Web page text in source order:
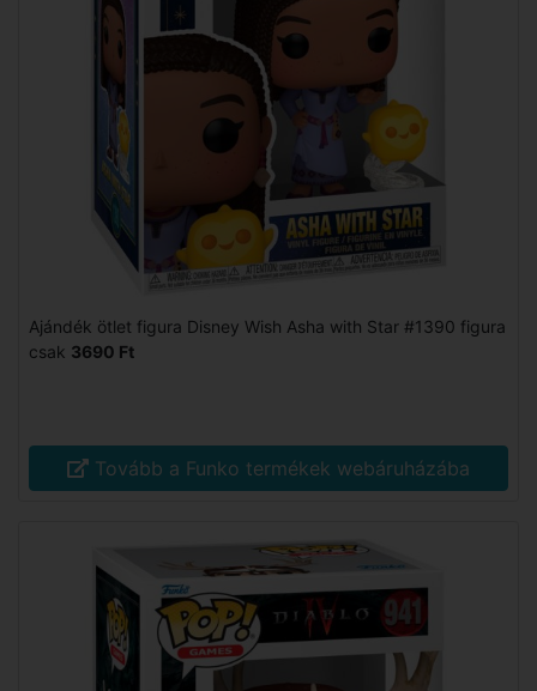
Ajándék ötlet figura Disney Wish Asha with Star #1390 figura
csak 3690 Ft
Tovább a Funko termékek webáruházába